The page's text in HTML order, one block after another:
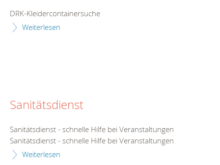
DRK-Kleidercontainersuche
Weiterlesen
Sanitätsdienst
Sanitätsdienst - schnelle Hilfe bei Veranstaltungen
Sanitätsdienst - schnelle Hilfe bei Veranstaltungen
Weiterlesen